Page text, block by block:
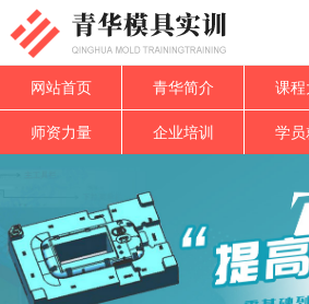
网站首页 青华简介 课程
师资力量 企业培训 学员